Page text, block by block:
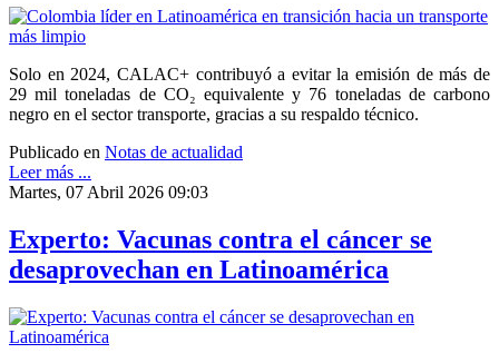
Solo en 2024, CALAC+ contribuyó a evitar la emisión de más de
29 mil toneladas de CO₂ equivalente y 76 toneladas de carbono
negro en el sector transporte, gracias a su respaldo técnico.
Publicado en Notas de actualidad
Leer más ...
Martes, 07 Abril 2026 09:03
Experto: Vacunas contra el cáncer se
desaprovechan en Latinoamérica